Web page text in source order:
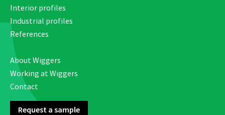
Interior profiles
Industrial profiles
References
About Wiggers
Working at Wiggers
Contact
Request a sample